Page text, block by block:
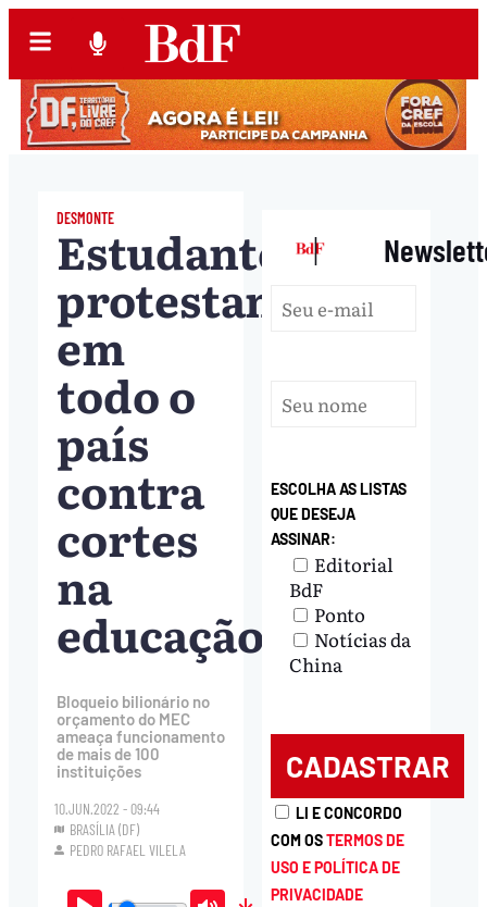
DESMONTE
Estudantes
protestam
em
todo o
país
contra
cortes
na
educação
Bloqueio bilionário no
orçamento do MEC
ameaça funcionamento
de mais de 100
instituições
10.JUN.2022 - 09:44
BRASÍLIA (DF)
PEDRO RAFAEL VILELA
|
ESCOLHA AS LISTAS
QUE DESEJA
ASSINAR:
Editorial
BdF
Ponto
Notícias da
China
LI E CONCORDO
COM OSTERMOS DE
USO E POLÍTICA DE
PRIVACIDADE